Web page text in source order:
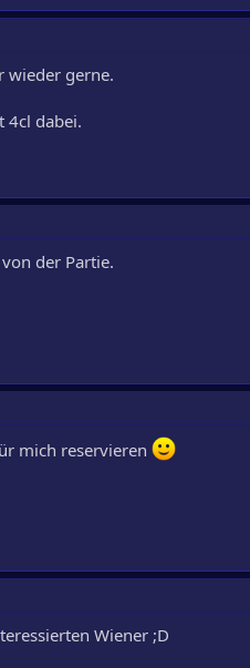
wieder gerne.
4cl dabei.
der Partie.
mich reservieren
Wiener ;D